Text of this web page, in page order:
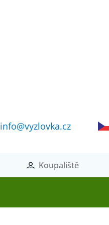
info@vyzlovka.cz
Koupaliště